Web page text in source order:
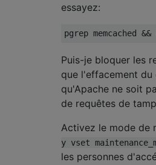
essayez:
pgrep memcached &&
Puis-je bloquer les
que l'effacement
qu'Apache ne soit
de requêtes de
Activez le mode de
y vset
les personnes